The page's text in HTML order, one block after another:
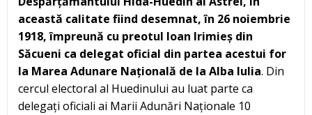
această calitate fiind desemnat, în 26 noiembrie
1918, împreună cu preotul Ioan Irimieș din
Săcueni ca delegat oficial din partea acestui for
la Marea Adunare Națională de la Alba Iulia. Din
cercul electoral al Huedinului au luat parte ca
delegați oficiali ai Marii Adunări Naționale 10